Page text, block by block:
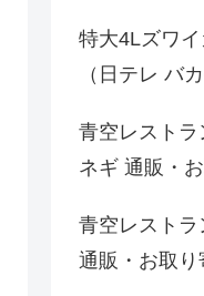
特大4Lズワ
（日テレ バ
青空レストラ
ネギ 通販・
青空レスト
通販・お取り